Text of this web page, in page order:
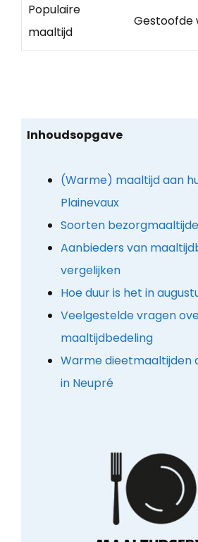
Populaire
maaltijd
Gestoofde
Inhoudsopgave
(Warme) maaltijd aan
Plainevaux
Soorten
Aanbieders van
vergelijken
Hoe duur is het in
Veelgestelde vragen
maaltijdbedeling
Warme dieetmaaltijden
in Neupré